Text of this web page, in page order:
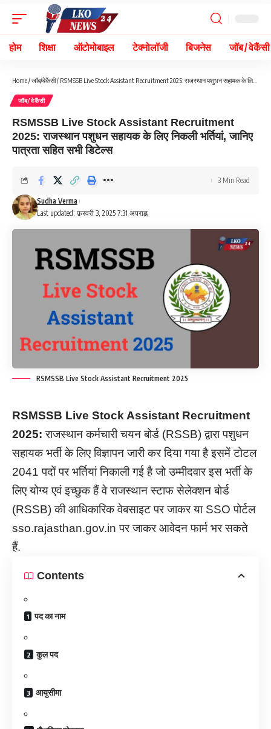
होम शिक्षा ऑटोमोबाइल टेक्नोलॉजी बिजनेस जॉब / वेकैंसी
Home/जॉब/वेकैंसी/ RSMSSB Live Stock Assistant Recruitment 2025: राजस्थान पशुधन सहायक के लिए निकली भर्तियां, जानिए पात्रता सहित सभी डिटेल्स
जॉब/वेकैंसी
RSMSSB Live Stock Assistant Recruitment
2025: राजस्थान पशुधन सहायक के लिए निकली भर्तियां, जानिए
पात्रता सहित सभी डिटेल्स
Last updated: फ़रवरी 3, 2025 7:31 अपराह्न
Sudha Verma
3 Min Read
RSMSSB Live Stock Assistant Recruitment 2025
RSMSSB Live Stock Assistant Recruitment
2025: राजस्थान कर्मचारी चयन बोर्ड (RSSB) द्वारा पशुधन
सहायक भर्ती के लिए विज्ञापन जारी कर दिया गया है इसमें टोटल
2041 पदों पर भर्तियां निकाली गई है जो उम्मीदवार इस भर्ती के
लिए योग्य एवं इच्छुक हैं वे राजस्थान स्टाफ सेलेक्शन बोर्ड
(RSSB) की आधिकारिक वेबसाइट पर जाकर या SSO पोर्टल
sso.rajasthan.gov.in पर जाकर आवेदन फार्म भर सकते
हैं.
Contents
पद का नाम
कुल पद
आयुसीमा